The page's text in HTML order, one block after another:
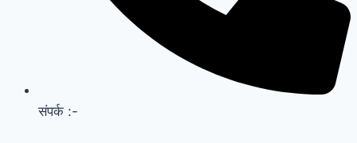
संपर्क :-